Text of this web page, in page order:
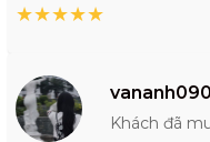
★★★★★
Khách đã